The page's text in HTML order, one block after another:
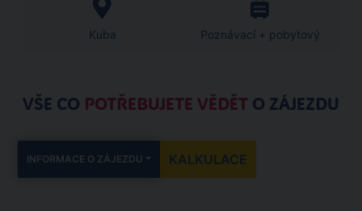
Kuba Poznávací + pobytový
VŠE CO POTŘEBUJETE VĚDĚT O ZÁJEZDU
INFORMACE O ZÁJEZDU KALKULACE